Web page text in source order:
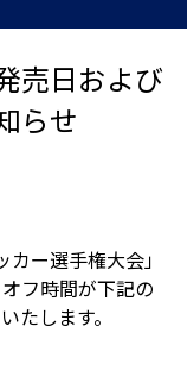
売日および
らせ
ー選手権大会」
フ時間が下記の
たします。